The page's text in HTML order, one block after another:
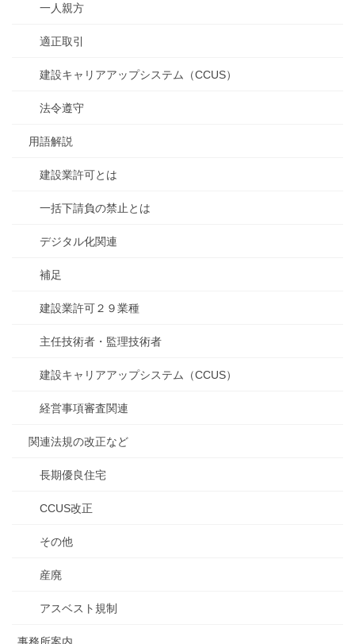
一人親方
適正取引
建設キャリアアップシステム（CCUS）
法令遵守
用語解説
建設業許可とは
一括下請負の禁止とは
デジタル化関連
補足
建設業許可２９業種
主任技術者・監理技術者
建設キャリアアップシステム（CCUS）
経営事項審査関連
関連法規の改正など
長期優良住宅
CCUS改正
その他
産廃
アスベスト規制